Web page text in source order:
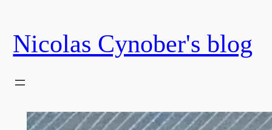
content
Nicolas Cynober's blog